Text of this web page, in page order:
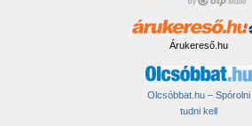
Árukereső.hu
Olcsóbbat.hu – Spórolni
tudni kell